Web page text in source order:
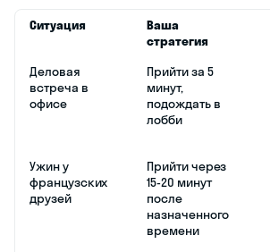
Ситуация
Ваша
стратегия
Деловая
встреча в
офисе
Прийти за 5
минут,
подождать в
лобби
Ужин у
французских
друзей
Прийти через
15-20 минут
после
назначенного
времени